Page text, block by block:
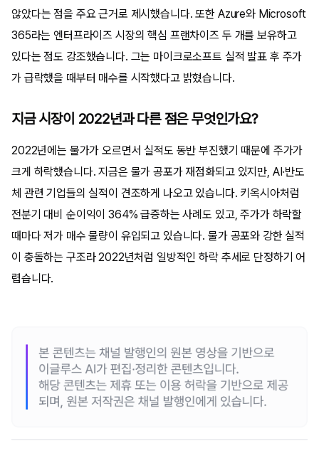
않았다는 점을 주요 근거로 제시했습니다. 또한 Azure와 Microsoft
365라는 엔터프라이즈 시장의 핵심 프랜차이즈 두 개를 보유하고
있다는 점도 강조했습니다. 그는 마이크로소프트 실적 발표 후 주가
가 급락했을 때부터 매수를 시작했다고 밝혔습니다.
지금 시장이 2022년과 다른 점은 무엇인가요?
2022년에는 물가가 오르면서 실적도 동반 부진했기 때문에 주가가
크게 하락했습니다. 지금은 물가 공포가 재점화되고 있지만, AI·반도
체 관련 기업들의 실적이 견조하게 나오고 있습니다. 키옥시아처럼
전분기 대비 순이익이 364% 급증하는 사례도 있고, 주가가 하락할
때마다 저가 매수 물량이 유입되고 있습니다. 물가 공포와 강한 실적
이 충돌하는 구조라 2022년처럼 일방적인 하락 추세로 단정하기 어
렵습니다.